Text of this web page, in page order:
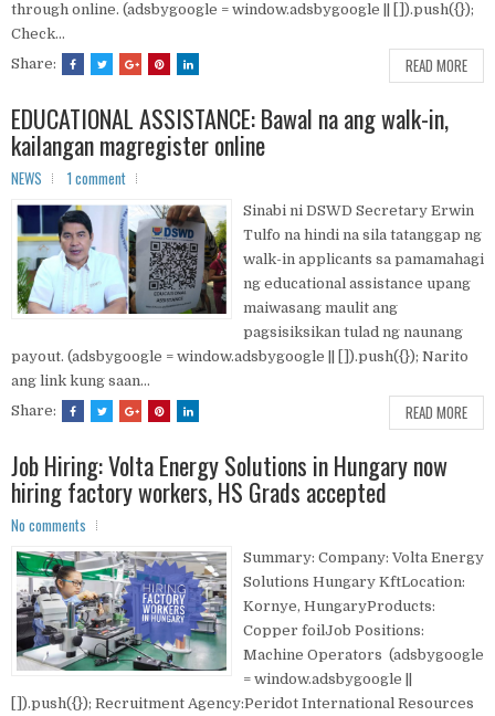
through online. (adsbygoogle = window.adsbygoogle || []).push({});
Check...
Share:
READ MORE
EDUCATIONAL ASSISTANCE: Bawal na ang walk-in,
kailangan magregister online
NEWS 1 comment
Sinabi ni DSWD Secretary Erwin
Tulfo na hindi na sila tatanggap ng
walk-in applicants sa pamamahagi
ng educational assistance upang
maiwasang maulit ang
pagsisiksikan tulad ng naunang
payout. (adsbygoogle = window.adsbygoogle || []).push({}); Narito
ang link kung saan...
Share:
READ MORE
Job Hiring: Volta Energy Solutions in Hungary now
hiring factory workers, HS Grads accepted
No comments
Summary: Company: Volta Energy
Solutions Hungary KftLocation:
Kornye, HungaryProducts:
Copper foilJob Positions:
Machine Operators (adsbygoogle
= window.adsbygoogle ||
[]).push({}); Recruitment Agency:Peridot International Resources